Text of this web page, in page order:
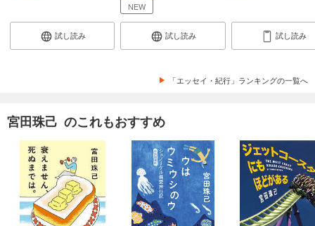
試し読み
NEW
試し読み 試し読み
「エッセイ・紀行」ランキングの一覧へ
宮田珠己 のこれもおすすめ